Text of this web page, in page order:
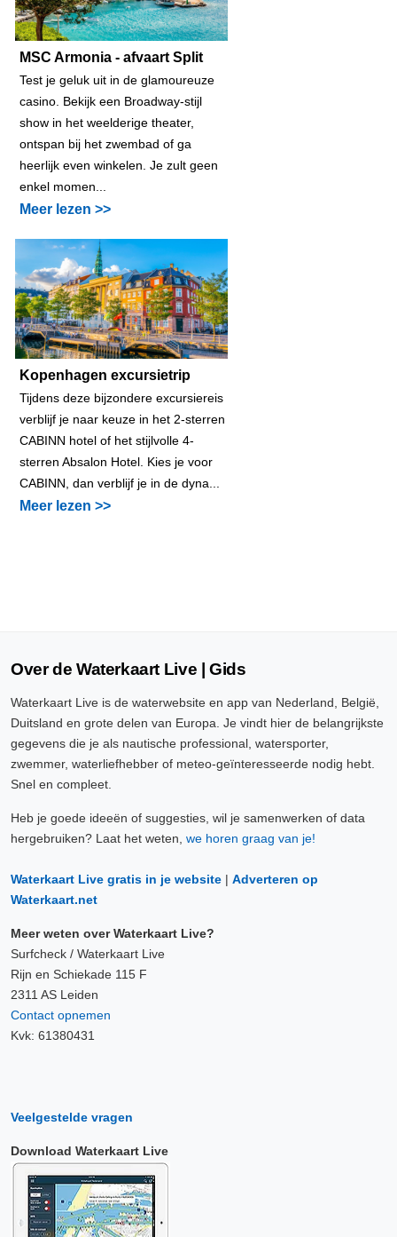
MSC Armonia - afvaart Split
Test je geluk uit in de glamoureuze
casino. Bekijk een Broadway-stijl
show in het weelderige theater,
ontspan bij het zwembad of ga
heerlijk even winkelen. Je zult geen
enkel momen...
Meer lezen >>
Kopenhagen excursietrip
Tijdens deze bijzondere excursiereis
verblijf je naar keuze in het 2-sterren
CABINN hotel of het stijlvolle 4-
sterren Absalon Hotel. Kies je voor
CABINN, dan verblijf je in de dyna...
Meer lezen >>
Over de Waterkaart Live | Gids
Waterkaart Live is de waterwebsite en app van Nederland, België,
Duitsland en grote delen van Europa. Je vindt hier de belangrijkste
gegevens die je als nautische professional, watersporter,
zwemmer, waterliefhebber of meteo-geïnteresseerde nodig hebt.
Snel en compleet.
Heb je goede ideeën of suggesties, wil je samenwerken of data
hergebruiken? Laat het weten, we horen graag van je!
Waterkaart Live gratis in je website | Adverteren op
Waterkaart.net
Meer weten over Waterkaart Live?
Surfcheck / Waterkaart Live
Rijn en Schiekade 115 F
2311 AS Leiden
Contact opnemen
Kvk: 61380431
Veelgestelde vragen
Download Waterkaart Live